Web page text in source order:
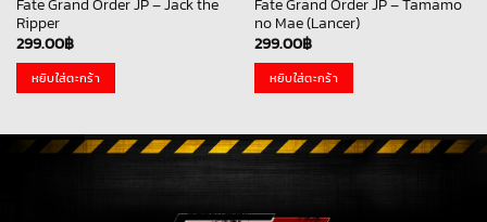
Fate Grand Order JP – Jack the
Ripper
299.00฿
หยิบใส่ตะกร้า
Fate Grand Order JP – Tamamo
no Mae (Lancer)
299.00฿
หยิบใส่ตะกร้า